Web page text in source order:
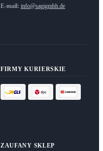
E-mail: info@sapigmbh.de
FIRMY KURIERSKIE
ZAUFANY SKLEP